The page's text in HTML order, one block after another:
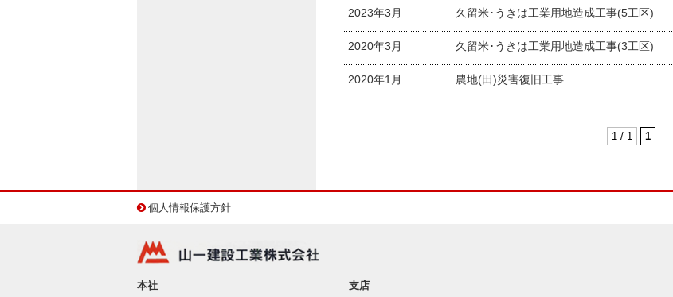
2023年3月 久留米･うきは工業用地造成工事(5工区)
2020年3月 久留米･うきは工業用地造成工事(3工区)
2020年1月 農地(田)災害復旧工事
1 / 1 1
個人情報保護方針
本社 支店